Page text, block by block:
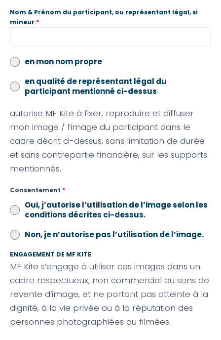
Nom & Prénom du participant, ou représentant légal, si
mineur *
en mon nom propre
en qualité de représentant légal du
participant mentionné ci-dessus
autorise MF Kite à fixer, reproduire et diffuser
mon image / l’image du participant dans le
cadre décrit ci-dessus, sans limitation de durée
et sans contrepartie financière, sur les supports
mentionnés.
Consentement *
Oui, j’autorise l’utilisation de l’image selon les
conditions décrites ci-dessus.
Non, je n’autorise pas l’utilisation de l’image.
ENGAGEMENT DE MF KITE
MF Kite s’engage à utiliser ces images dans un
cadre respectueux, non commercial au sens de
revente d’image, et ne portant pas atteinte à la
dignité, à la vie privée ou à la réputation des
personnes photographiées ou filmées.